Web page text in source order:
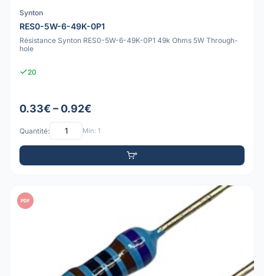
Synton
RES0-5W-6-49K-0P1
Résistance Synton RES0-5W-6-49K-0P1 49k Ohms 5W Through-
hole
20
0.33€ – 0.92€
Quantité: Min: 1
PDF